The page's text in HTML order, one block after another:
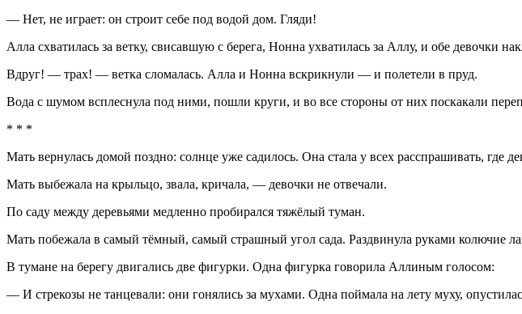
— Нет, не играет: он строит себе под водой дом. Гляди!
Алла схватилась за ветку, свисавшую с берега, Нонна ухватилась за Аллу, и обе девочки
Вдруг! — трах! — ветка сломалась. Алла и Нонна вскрикнули — и полетели в пруд.
Вода с шумом всплеснула под ними, пошли круги, и во все стороны от них поскакали
* * *
Мать вернулась домой поздно: солнце уже садилось. Она стала у всех расспрашивать, где
Мать выбежала на крыльцо, звала, кричала, — девочки не отвечали.
По саду между деревьями медленно пробирался тяжёлый туман.
Мать побежала в самый тёмный, самый страшный угол сада. Раздвинула руками колючие
В тумане на берегу двигались две фигурки. Одна фигурка говорила Аллиным голосом:
— И стрекозы не танцевали: они гонялись за мухами. Одна поймала на лету муху,